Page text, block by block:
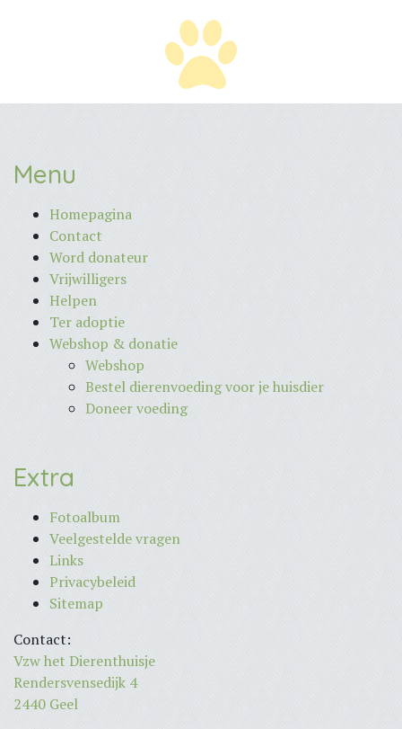
Menu
Homepagina
Contact
Word donateur
Vrijwilligers
Helpen
Ter adoptie
Webshop & donatie
Webshop
Bestel dierenvoeding voor je huisdier
Doneer voeding
Extra
Fotoalbum
Veelgestelde vragen
Links
Privacybeleid
Sitemap
Contact:
Vzw het Dierenthuisje
Rendersvensedijk 4
2440 Geel